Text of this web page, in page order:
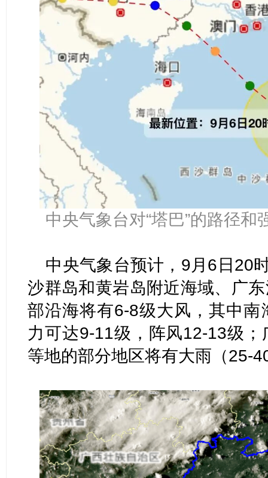
中央气象台对“塔巴”的路径和
中央气象台预计，9月6日20
沙群岛和黄岩岛附近海域、广
部沿海将有6-8级大风，其中
力可达9-11级，阵风12-13级
等地的部分地区将有大雨（25-